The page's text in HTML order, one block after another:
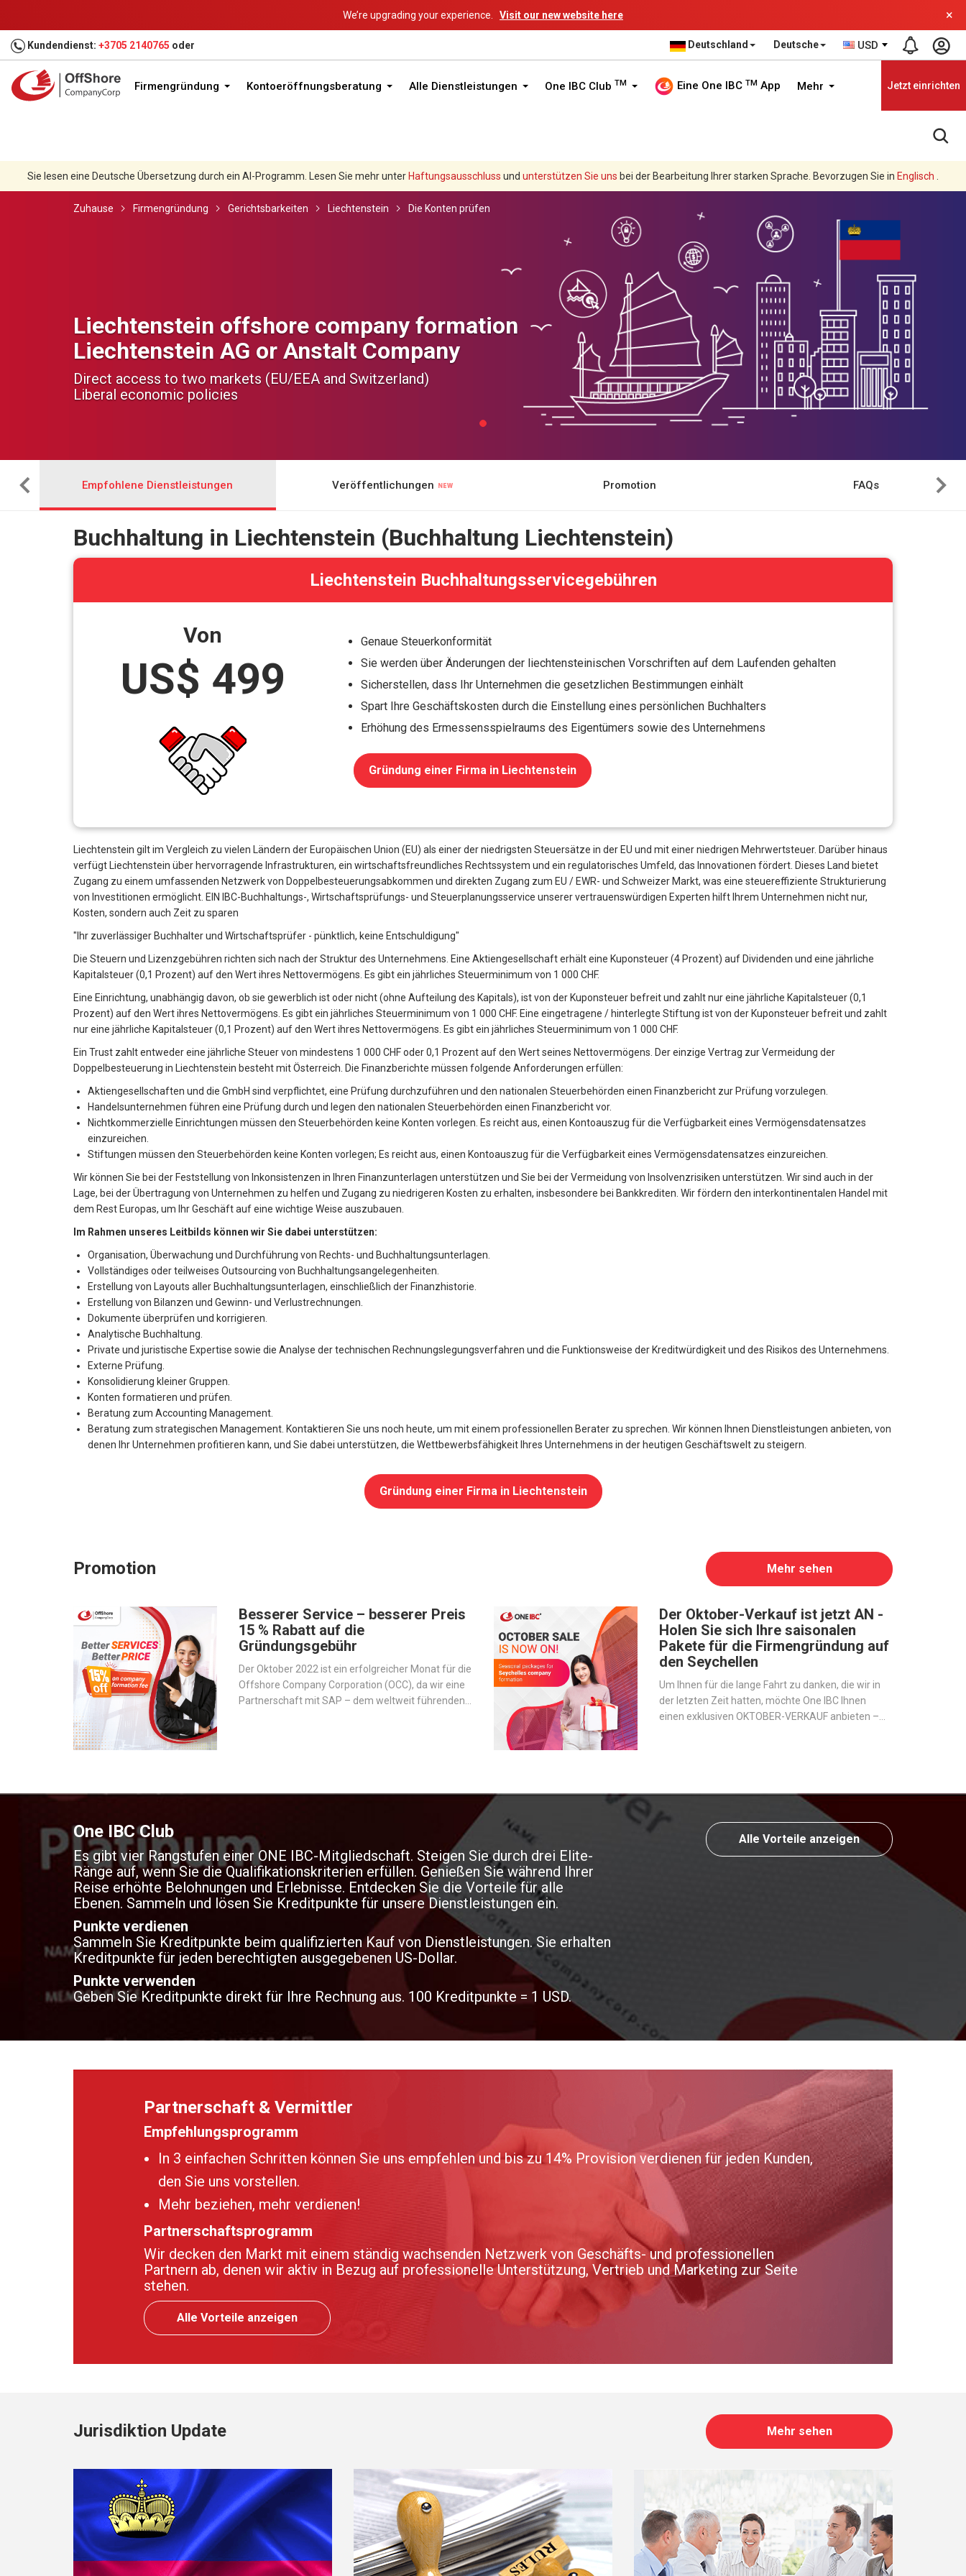
We’re upgrading your experience. Visit our new website here ×
Kundendienst: +3705 2140765 oder Deutschland Deutsche USD
Firmengründung Kontoeröffnungsberatung Alle Dienstleistungen One IBC Club TM Eine One IBC TM App Mehr Jetzt einrichten
Sie lesen eine Deutsche Übersetzung durch ein AI-Programm. Lesen Sie mehr unter Haftungsausschluss und unterstützen Sie uns bei der Bearbeitung Ihrer starken Sprache. Bevorzugen Sie in Englisch .
Zuhause Firmengründung Gerichtsbarkeiten Liechtenstein Die Konten prüfen
Liechtenstein offshore company formation
Liechtenstein AG or Anstalt Company
Direct access to two markets (EU/EEA and Switzerland)
Liberal economic policies
Empfohlene Dienstleistungen Veröffentlichungen Promotion FAQs
Buchhaltung in Liechtenstein (Buchhaltung Liechtenstein)
Liechtenstein Buchhaltungsservicegebühren
Von
US$ 499
Genaue Steuerkonformität
Sie werden über Änderungen der liechtensteinischen Vorschriften auf dem Laufenden gehalten
Sicherstellen, dass Ihr Unternehmen die gesetzlichen Bestimmungen einhält
Spart Ihre Geschäftskosten durch die Einstellung eines persönlichen Buchhalters
Erhöhung des Ermessensspielraums des Eigentümers sowie des Unternehmens
Gründung einer Firma in Liechtenstein
Liechtenstein gilt im Vergleich zu vielen Ländern der Europäischen Union (EU) als einer der niedrigsten Steuersätze in der EU und mit einer niedrigen Mehrwertsteuer. Darüber hinaus
verfügt Liechtenstein über hervorragende Infrastrukturen, ein wirtschaftsfreundliches Rechtssystem und ein regulatorisches Umfeld, das Innovationen fördert. Dieses Land bietet
Zugang zu einem umfassenden Netzwerk von Doppelbesteuerungsabkommen und direkten Zugang zum EU / EWR- und Schweizer Markt, was eine steuereffiziente Strukturierung
von Investitionen ermöglicht. EIN IBC-Buchhaltungs-, Wirtschaftsprüfungs- und Steuerplanungsservice unserer vertrauenswürdigen Experten hilft Ihrem Unternehmen nicht nur,
Kosten, sondern auch Zeit zu sparen
"Ihr zuverlässiger Buchhalter und Wirtschaftsprüfer - pünktlich, keine Entschuldigung"
Die Steuern und Lizenzgebühren richten sich nach der Struktur des Unternehmens. Eine Aktiengesellschaft erhält eine Kuponsteuer (4 Prozent) auf Dividenden und eine jährliche
Kapitalsteuer (0,1 Prozent) auf den Wert ihres Nettovermögens. Es gibt ein jährliches Steuerminimum von 1 000 CHF.
Eine Einrichtung, unabhängig davon, ob sie gewerblich ist oder nicht (ohne Aufteilung des Kapitals), ist von der Kuponsteuer befreit und zahlt nur eine jährliche Kapitalsteuer (0,1
Prozent) auf den Wert ihres Nettovermögens. Es gibt ein jährliches Steuerminimum von 1 000 CHF. Eine eingetragene / hinterlegte Stiftung ist von der Kuponsteuer befreit und zahlt
nur eine jährliche Kapitalsteuer (0,1 Prozent) auf den Wert ihres Nettovermögens. Es gibt ein jährliches Steuerminimum von 1 000 CHF.
Ein Trust zahlt entweder eine jährliche Steuer von mindestens 1 000 CHF oder 0,1 Prozent auf den Wert seines Nettovermögens. Der einzige Vertrag zur Vermeidung der
Doppelbesteuerung in Liechtenstein besteht mit Österreich. Die Finanzberichte müssen folgende Anforderungen erfüllen:
Aktiengesellschaften und die GmbH sind verpflichtet, eine Prüfung durchzuführen und den nationalen Steuerbehörden einen Finanzbericht zur Prüfung vorzulegen.
Handelsunternehmen führen eine Prüfung durch und legen den nationalen Steuerbehörden einen Finanzbericht vor.
Nichtkommerzielle Einrichtungen müssen den Steuerbehörden keine Konten vorlegen. Es reicht aus, einen Kontoauszug für die Verfügbarkeit eines Vermögensdatensatzes
einzureichen.
Stiftungen müssen den Steuerbehörden keine Konten vorlegen; Es reicht aus, einen Kontoauszug für die Verfügbarkeit eines Vermögensdatensatzes einzureichen.
Wir können Sie bei der Feststellung von Inkonsistenzen in Ihren Finanzunterlagen unterstützen und Sie bei der Vermeidung von Insolvenzrisiken unterstützen. Wir sind auch in der
Lage, bei der Übertragung von Unternehmen zu helfen und Zugang zu niedrigeren Kosten zu erhalten, insbesondere bei Bankkrediten. Wir fördern den interkontinentalen Handel mit
dem Rest Europas, um Ihr Geschäft auf eine wichtige Weise auszubauen.
Im Rahmen unseres Leitbilds können wir Sie dabei unterstützen:
Organisation, Überwachung und Durchführung von Rechts- und Buchhaltungsunterlagen.
Vollständiges oder teilweises Outsourcing von Buchhaltungsangelegenheiten.
Erstellung von Layouts aller Buchhaltungsunterlagen, einschließlich der Finanzhistorie.
Erstellung von Bilanzen und Gewinn- und Verlustrechnungen.
Dokumente überprüfen und korrigieren.
Analytische Buchhaltung.
Private und juristische Expertise sowie die Analyse der technischen Rechnungslegungsverfahren und die Funktionsweise der Kreditwürdigkeit und des Risikos des Unternehmens.
Externe Prüfung.
Konsolidierung kleiner Gruppen.
Konten formatieren und prüfen.
Beratung zum Accounting Management.
Beratung zum strategischen Management. Kontaktieren Sie uns noch heute, um mit einem professionellen Berater zu sprechen. Wir können Ihnen Dienstleistungen anbieten, von
denen Ihr Unternehmen profitieren kann, und Sie dabei unterstützen, die Wettbewerbsfähigkeit Ihres Unternehmens in der heutigen Geschäftswelt zu steigern.
Gründung einer Firma in Liechtenstein
Promotion
Besserer Service – besserer Preis
15 % Rabatt auf die
Gründungsgebühr
Der Oktober 2022 ist ein erfolgreicher Monat für die
Offshore Company Corporation (OCC), da wir eine
Partnerschaft mit SAP – dem weltweit führenden
Der Oktober-Verkauf ist jetzt AN -
Holen Sie sich Ihre saisonalen
Pakete für die Firmengründung auf
den Seychellen
Um Ihnen für die lange Fahrt zu danken, die wir in
der letzten Zeit hatten, möchte One IBC Ihnen
einen exklusiven OKTOBER-VERKAUF anbieten –
Mehr sehen
One IBC Club
Es gibt vier Rangstufen einer ONE IBC-Mitgliedschaft. Steigen Sie durch drei Elite-
Ränge auf, wenn Sie die Qualifikationskriterien erfüllen. Genießen Sie während Ihrer
Reise erhöhte Belohnungen und Erlebnisse. Entdecken Sie die Vorteile für alle
Ebenen. Sammeln und lösen Sie Kreditpunkte für unsere Dienstleistungen ein.
Punkte verdienen
Sammeln Sie Kreditpunkte beim qualifizierten Kauf von Dienstleistungen. Sie erhalten
Kreditpunkte für jeden berechtigten ausgegebenen US-Dollar.
Punkte verwenden
Geben Sie Kreditpunkte direkt für Ihre Rechnung aus. 100 Kreditpunkte = 1 USD.
Alle Vorteile anzeigen
Partnerschaft & Vermittler
Empfehlungsprogramm
In 3 einfachen Schritten können Sie uns empfehlen und bis zu 14% Provision verdienen für jeden Kunden,
den Sie uns vorstellen.
Mehr beziehen, mehr verdienen!
Partnerschaftsprogramm
Wir decken den Markt mit einem ständig wachsenden Netzwerk von Geschäfts- und professionellen
Partnern ab, denen wir aktiv in Bezug auf professionelle Unterstützung, Vertrieb und Marketing zur Seite
stehen.
Alle Vorteile anzeigen
Jurisdiktion Update Mehr sehen